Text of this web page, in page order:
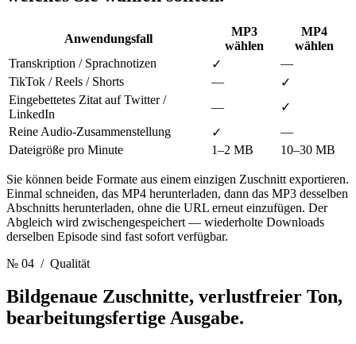
Anwendungsfall
MP3
wählen
MP4
wählen
Transkription / Sprachnotizen
✓
—
TikTok / Reels / Shorts
—
✓
Eingebettetes Zitat auf Twitter /
LinkedIn
—
✓
Reine Audio-Zusammenstellung
✓
—
Dateigröße pro Minute
1–2 MB 10–30 MB
Sie können beide Formate aus einem einzigen Zuschnitt exportieren.
Einmal schneiden, das MP4 herunterladen, dann das MP3 desselben
Abschnitts herunterladen, ohne die URL erneut einzufügen. Der
Abgleich wird zwischengespeichert — wiederholte Downloads
derselben Episode sind fast sofort verfügbar.
№ 04 / Qualität
Bildgenaue Zuschnitte, verlustfreier Ton,
bearbeitungsfertige Ausgabe.